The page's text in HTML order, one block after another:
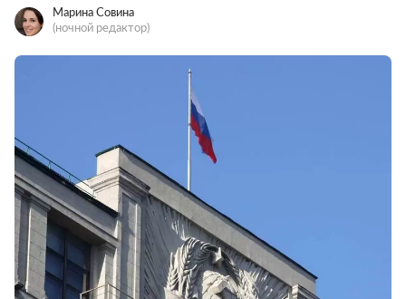
Марина Совина
(ночной редактор)